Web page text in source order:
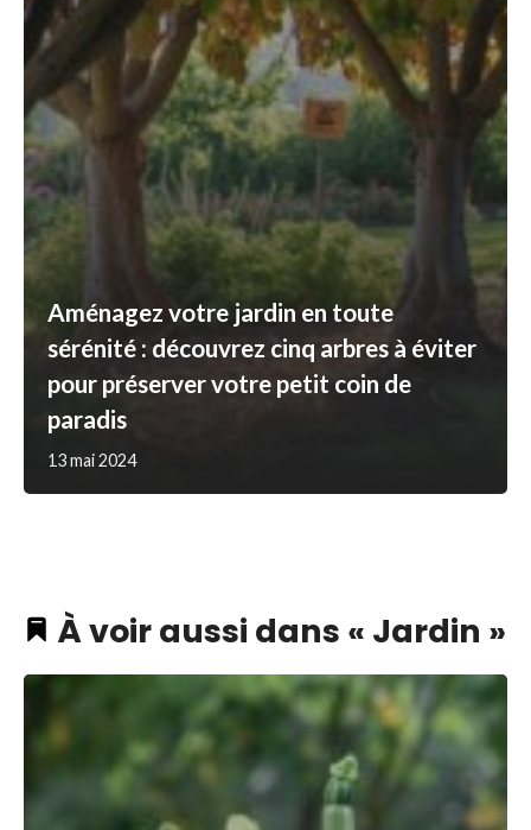
Aménagez votre jardin en toute
sérénité : découvrez cinq arbres à éviter
pour préserver votre petit coin de
paradis
13 mai 2024
À voir aussi dans « Jardin »